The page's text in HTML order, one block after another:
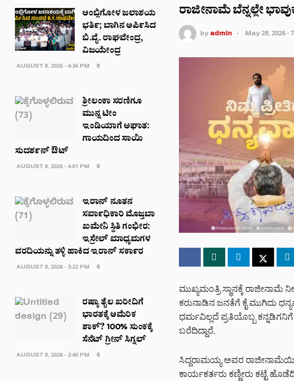
ರಾಜೀನಾಮೆ ಬೆನ್ನಲ್ಲೇ
by admin May 28, 2026 -
ಮುಖ್ಯಮಂತ್ರಿ ಸ್ಥಾನಕ್ಕೆ
ಕರುನಾಡಿನ ಜನತೆಗೆ ಕೈ ಮುಗಿದು
ಧರ್ಮವಿಲ್ಲದೆ ಪ್ರತಿಯೊಬ್ಬ ಕನ್ನಡಿಗನಿಗೆ
ಬರೆದಿದ್ದಾರೆ.
ಸಿದ್ದರಾಮಯ್ಯ ಅವರ
ಕಾರ್ಯಕರ್ತರು ಕಣ್ಣೀರು ಕಟ್ಟೆ
ಅಂಬ್ಲಿಗೋಳ ಜಲಾಶಯ
ಭರ್ತಿ; ಬಾಗಿನ ಅರ್ಪಿಸಿದ
ಬಿ.ವೈ. ರಾಘವೇಂದ್ರ,
ವಿಜಯೇಂದ್ರ
AUGUST 8, 2026 - 4:36 PM 0
ಶ್ರೀಲಂಕಾ ಸರಣಿಗೂ
ಮುನ್ನ ಟೀಂ
ಇಂಡಿಯಾಗೆ ಆಘಾತ:
ಗಾಯದಿಂದ ಸಾಯಿ
ಸುದರ್ಶನ್ ಔಟ್
AUGUST 8, 2026 - 4:01 PM 0
ಇರಾನ್ ನೂತನ
ಸರ್ವಾಧಿಕಾರಿ ಮೊಜ್ತಬಾ
ಖಮೇನಿ ಸ್ಥಿತಿ ಗಂಭೀರ:
ಇಸ್ರೇಲ್ ಮಾಧ್ಯಮಗಳ
ವರದಿಯನ್ನು ತಳ್ಳಿ ಹಾಕಿದ ಇರಾನ್ ಸರ್ಕಾರ
AUGUST 8, 2026 - 3:22 PM 0
ರಷ್ಯಾ ತೈಲ ಖರೀದಿಗೆ
ಭಾರತಕ್ಕೆ ಅಮೆರಿಕ
ಶಾಕ್? 100% ಸುಂಕಕ್ಕೆ
ಸೆನೆಟ್ ಗ್ರೀನ್ ಸಿಗ್ನಲ್
AUGUST 8, 2026 - 2:40 PM 0